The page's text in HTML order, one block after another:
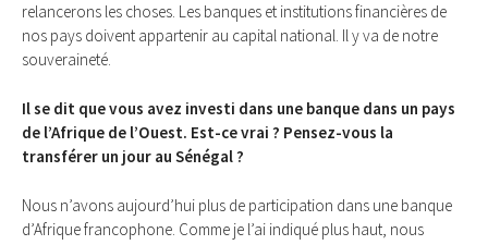
relancerons les choses. Les banques et institutions financières de
nos pays doivent appartenir au capital national. Il y va de notre
souveraineté.
Il se dit que vous avez investi dans une banque dans un pays
de l’Afrique de l’Ouest. Est-ce vrai ? Pensez-vous la
transférer un jour au Sénégal ?
Nous n’avons aujourd’hui plus de participation dans une banque
d’Afrique francophone. Comme je l’ai indiqué plus haut, nous